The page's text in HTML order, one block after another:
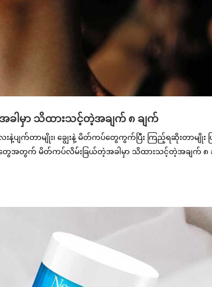
မှာ သိထားသင့်တဲ့အချက် ၈ ချက်
က်တာမျိုး၊ ချွေးနဲ့ မိတ်ကပ်တွေကွက်ပြီး ကြည့်ရဆိုးတာမျိုး ဖ
အတွက် မိတ်ကပ်လိမ်းခြယ်တဲ့အခါမှာ သိထားသင့်တဲ့အချက် ၈